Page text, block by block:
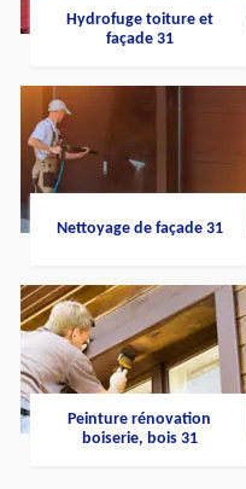
Hydrofuge toiture et
façade 31
Nettoyage de façade 31
Peinture rénovation
boiserie, bois 31